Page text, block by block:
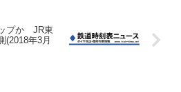
プか JR東
(2018年3月